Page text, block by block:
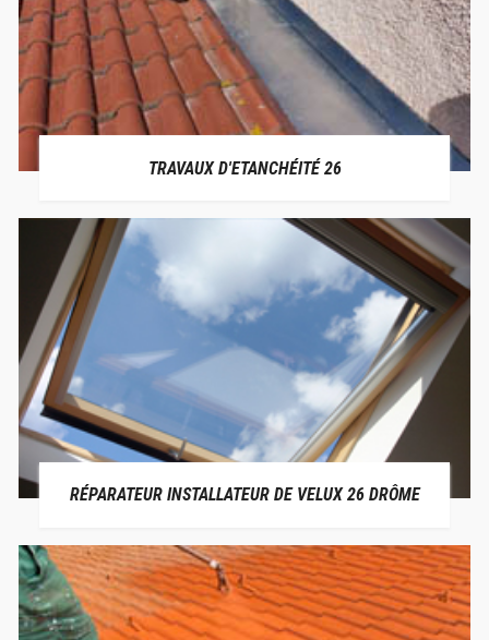
TRAVAUX D'ETANCHÉITÉ 26
RÉPARATEUR INSTALLATEUR DE VELUX 26 DRÔME